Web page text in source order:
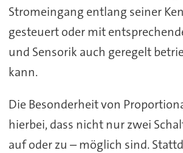
Stromeingang entlang seiner
gesteuert oder mit
und Sensorik auch geregelt
kann.
Die Besonderheit von
hierbei, dass nicht nur zwei
auf oder zu – möglich sind.